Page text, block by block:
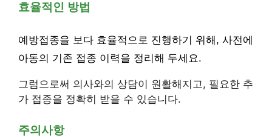
효율적인 방법
예방접종을 보다 효율적으로 진행하기 위해, 사전에
아동의 기존 접종 이력을 정리해 두세요.
그럼으로써 의사와의 상담이 원활해지고, 필요한 추
가 접종을 정확히 받을 수 있습니다.
주의사항